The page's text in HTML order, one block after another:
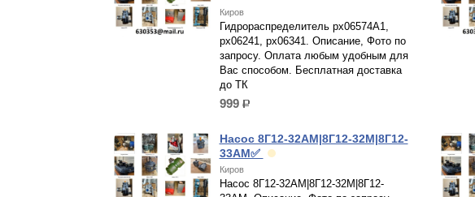
Киров
Гидрораспределитель рх06574А1,
рх06241, рх06341. Описание, Фото по
запросу. Оплата любым удобным для
Вас способом. Бесплатная доставка
до ТК
999 р.
Насос 8Г12-32АМ|8Г12-32М|8Г12-
33АМ✅
Киров
Насос 8Г12-32АМ|8Г12-32М|8Г12-